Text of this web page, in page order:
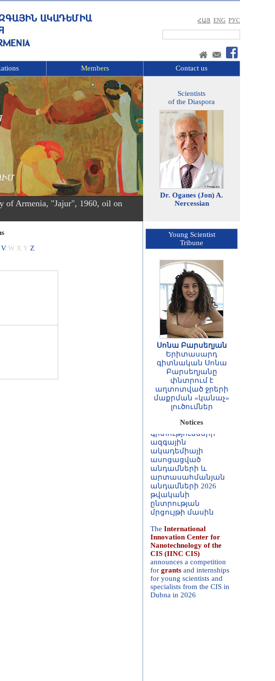
ՀԱՅ ENG РУС
Members Contact us
of Armenia, "Jajur", 1960, oil on
Scientists
of the Diaspora
Dr. Oganes (Jon) A.
Nercessian
V W X Y Z
Young Scientist
Tribune
Սոնա Բարսեղյան
Երիտասարդ
գիտնական Սոնա
Բարսեղյանը
փնտրում է
աղտոտված ջրերի
մաքրման «կանաչ»
լուծումներ
Notices
ՀԱՅՏԱՐԱՐՈՒԹՅՈՒՆ
Հայաստանի
Հանրապետության
գիտությունների
ակադեմիայի
ասոցացված
անդամների և
արտասահմանյան
անդամների 2026
թվականի
ընտրության
մրցույթի մասին
TheInternational
Nanotechnology of the
CIS (IINC CIS)
announces a competition
forgrantsand internships
for young scientists and
specialists from the CIS in
Dubna in 2026